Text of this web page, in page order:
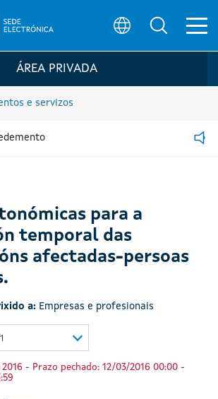
electrónica da Xunta de
ÁREA PRIVADA
e servizos
para a
temporal das
afectadas-persoas
a: Empresas e profesionais
- Prazo pechado: 12/03/2016 00:00 -